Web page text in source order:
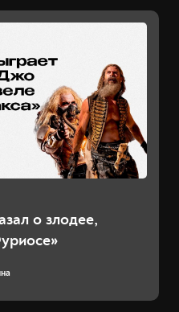
о злодее,